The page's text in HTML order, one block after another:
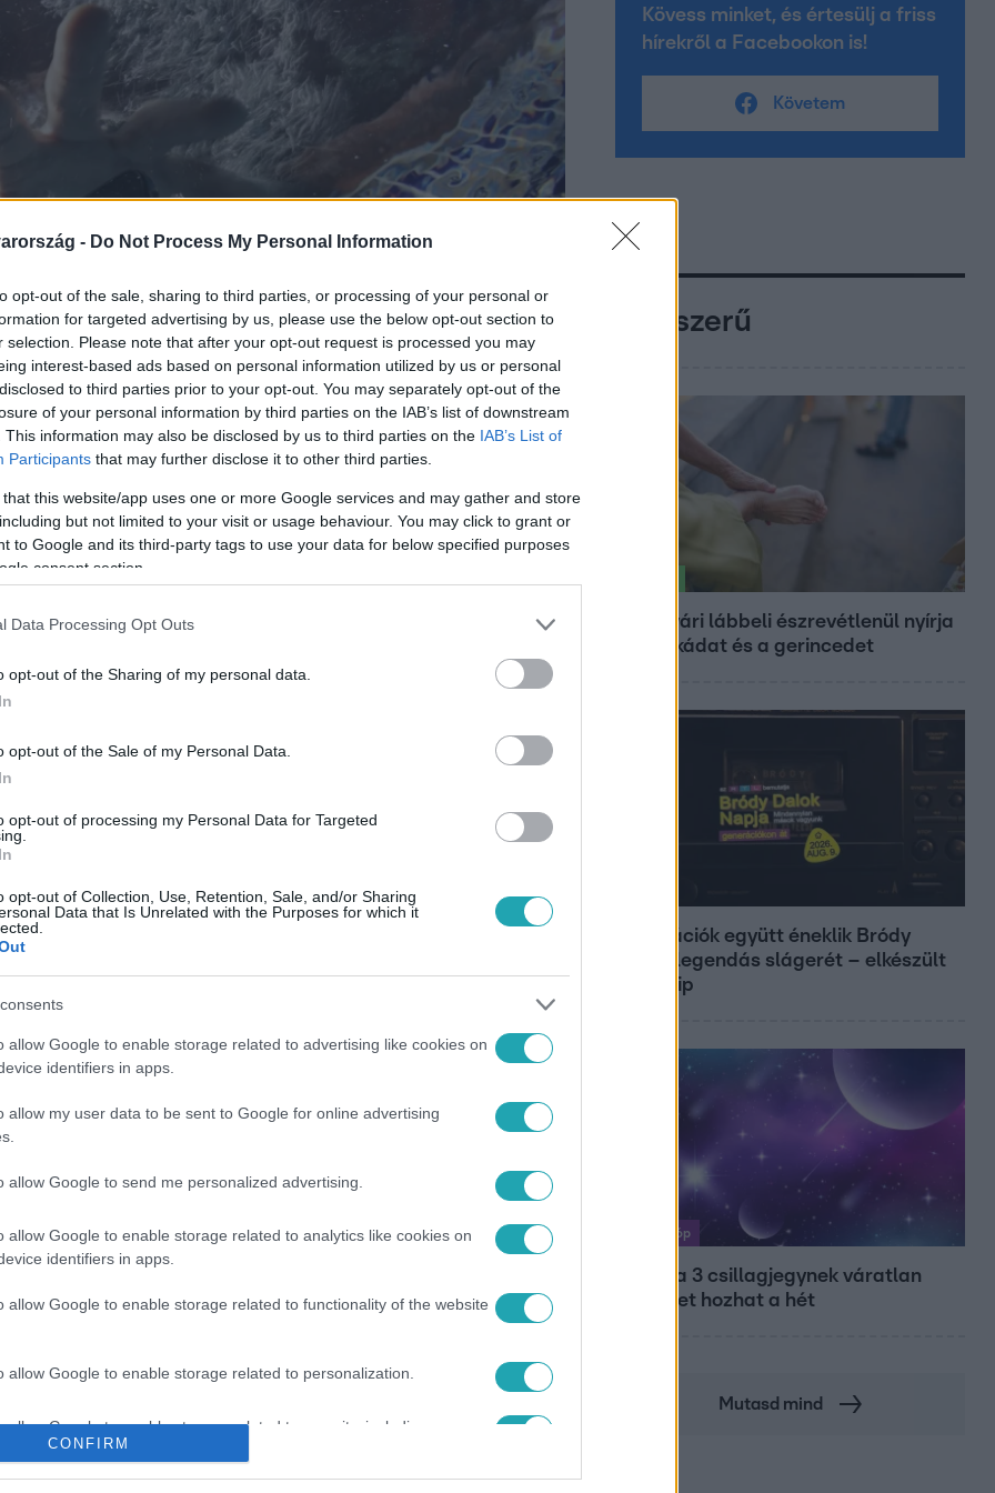
- Do Not Process My Personal Information
opt-out of the sale, sharing to third parties, or processing of your personal or
for targeted advertising by us, please use the below opt-out section to
selection. Please note that after your opt-out request is processed you may
interest-based ads based on personal information utilized by us or personal
to third parties prior to your opt-out. You may separately opt-out of the
of your personal information by third parties on the IAB’s list of downstream
This information may also be disclosed by us to third parties on the IAB’s List of
Participants that may further disclose it to other third parties.
that this website/app uses one or more Google services and may gather and store
but not limited to your visit or usage behaviour. You may click to grant or
to Google and its third-party tags to use your data for below specified purposes
consent section.
Data Processing Opt Outs
opt-out of the Sharing of my personal data.
opt-out of the Sale of my Personal Data.
opt-out of processing my Personal Data for Targeted
opt-out of Collection, Use, Retention, Sale, and/or Sharing
Data that Is Unrelated with the Purposes for which it
allow Google to enable storage related to advertising like cookies on
identifiers in apps.
allow my user data to be sent to Google for online advertising
allow Google to send me personalized advertising.
allow Google to enable storage related to analytics like cookies on
identifiers in apps.
allow Google to enable storage related to functionality of the website
allow Google to enable storage related to personalization.
allow Google to enable storage related to security, including
functionality and fraud prevention, and other user protection.
CONFIRM
rizsbe rakva kiszárítani a vízbe esett
a készülékbe, ami csak ront a
legyen a Google-találatokban!
#RIZS # APPLE
Kövess minket, és értesülj a friss
hírekről a Facebookon is!
Követem
Népszerű
Ez a nyári lábbeli észrevétlenül nyírja
ki a bokádat és a gerincedet
Generációk együtt éneklik Bródy
János legendás slágerét – elkészült
az új klip
Horoszkóp
Ennek a 3 csillagjegynek váratlan
sikereket hozhat a hét
Mutasd mind